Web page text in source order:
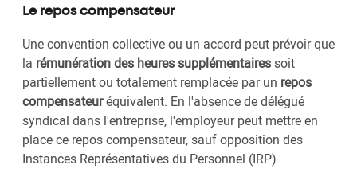
Le repos compensateur
Une convention collective ou un accord peut prévoir que
la rémunération des heures supplémentairessoit
partiellement ou totalement remplacée par un repos
compensateuréquivalent. En l'absence de délégué
syndical dans l'entreprise, l'employeur peut mettre en
place ce repos compensateur, sauf opposition des
Instances Représentatives du Personnel (IRP).